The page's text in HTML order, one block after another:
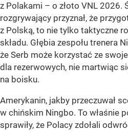
z Polakami – o złoto VNL 2026.
rozgrywający przyznał, że
z Polską, to nie tylko taktyczne
składu. Głębia zespołu trenera
że Serb może korzystać ze
dla rezerwowych, nie martwiąc
na boisku.
Amerykanin, jakby przeczuwał
w chińskim Ningbo. To właśnie
sprawiły, że Polacy zdołali